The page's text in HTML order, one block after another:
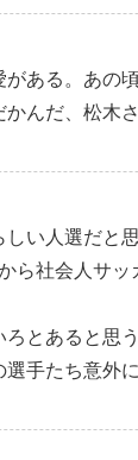
がある。あの
んだ、松木
い人選だと思
ら社会人サ
とあると思
選手たち意外